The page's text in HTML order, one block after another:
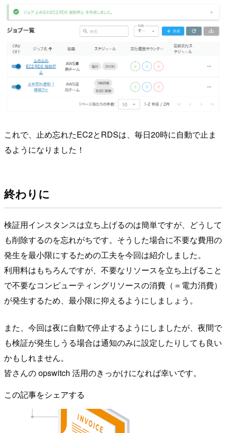
これで、止め忘れたEC2とRDSは、毎日20時に自動で止ま
るようになりました！
終わりに
検証用インスタンスは立ち上げるのは簡単ですが、どうして
も削除するのを忘れがちです。そうした場合に不要な費用の
発生を最小限にするための工夫を今回は紹介しました。
利用料はもちろんですが、不要なリソースを立ち上げること
で不要なコンピューティングリソースの消費（＝電力消費）
が発生するため、最小限に抑えるようにしましょう。
また、今回は夜に自動で停止するようにしましたが、夜間で
も検証が発生しうる場合は通知のみに設定したりしても良い
かもしれません。
皆さんの opswitch 活用のきっかけになれば幸いです。
この記事をシェアする